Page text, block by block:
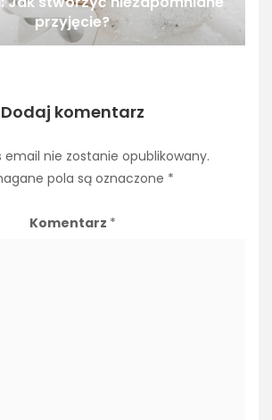
przyjęcie?
Dodaj komentarz
email nie zostanie opublikowany.
pola są oznaczone *
Komentarz *